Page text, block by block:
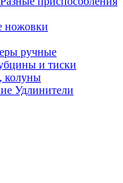
ножовки
ручные
и тиски
колуны
Удлинители